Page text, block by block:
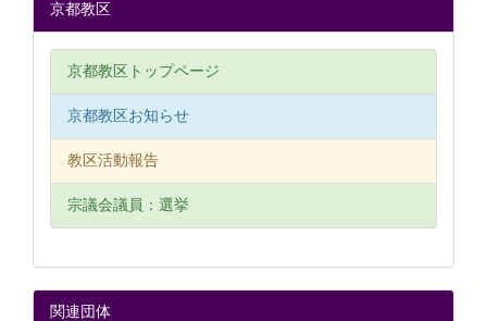
京都教区
京都教区トップページ
京都教区お知らせ
教区活動報告
宗議会議員：選挙
関連団体